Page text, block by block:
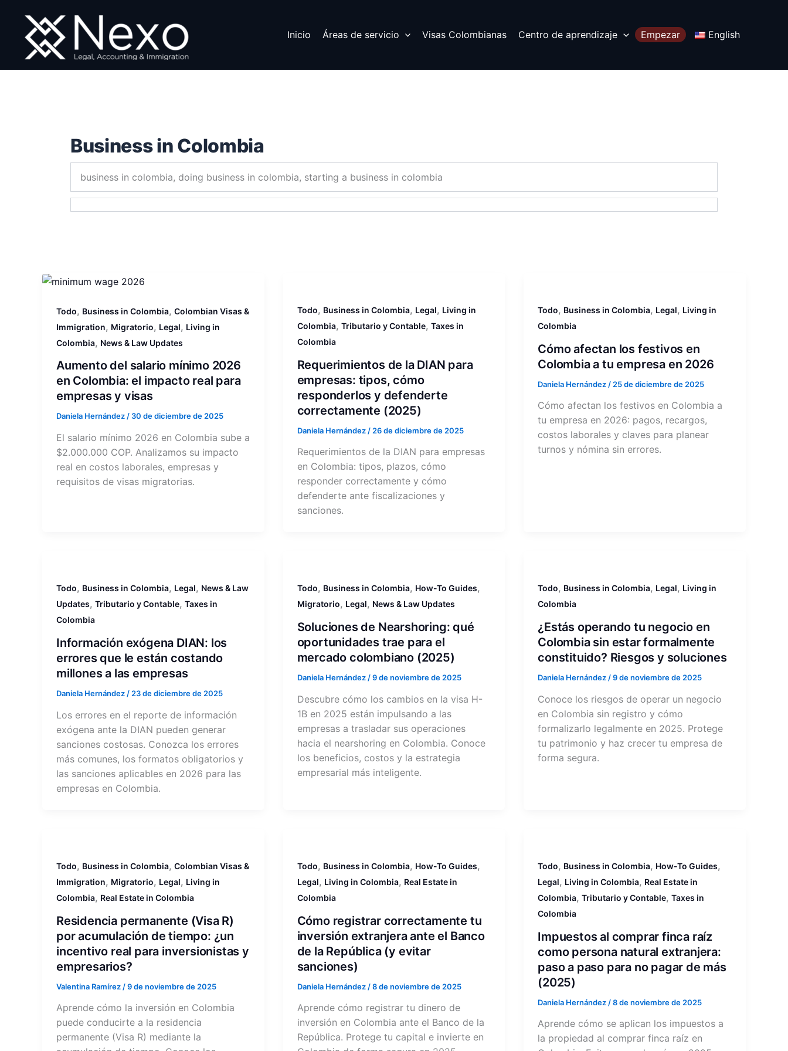
contenido
Inicio Áreas de servicio Visas Colombianas Centro de aprendizaje Empezar English
Business in Colombia
business in colombia, doing business in colombia, starting a business in colombia
Todo, Business in Colombia, Colombian Visas &
Immigration, Migratorio, Legal, Living in
Colombia, News & Law Updates
Aumento del salario mínimo 2026
en Colombia: el impacto real para
empresas y visas
Daniela Hernández/ 30 de diciembre de 2025
El salario mínimo 2026 en Colombia sube a
$2.000.000 COP. Analizamos su impacto
real en costos laborales, empresas y
requisitos de visas migratorias.
Todo, Business in Colombia, Legal, Living in
Colombia, Tributario y Contable, Taxes in
Colombia
Requerimientos de la DIAN para
empresas: tipos, cómo
responderlos y defenderte
correctamente (2025)
Daniela Hernández / 26 de diciembre de 2025
Requerimientos de la DIAN para empresas
en Colombia: tipos, plazos, cómo
responder correctamente y cómo
defenderte ante fiscalizaciones y
sanciones.
Todo, Business in Colombia, Legal, Living in
Colombia
Cómo afectan los festivos en
Colombia a tu empresa en 2026
Daniela Hernández / 25 de diciembre de 2025
Cómo afectan los festivos en Colombia a
tu empresa en 2026: pagos, recargos,
costos laborales y claves para planear
turnos y nómina sin errores.
Todo, Business in Colombia, Legal, News & Law
Updates, Tributario y Contable, Taxes in
Colombia
Información exógena DIAN: los
errores que le están costando
millones a las empresas
Daniela Hernández / 23 de diciembre de 2025
Los errores en el reporte de información
exógena ante la DIAN pueden generar
sanciones costosas. Conozca los errores
más comunes, los formatos obligatorios y
las sanciones aplicables en 2026 para las
empresas en Colombia.
Todo, Business in Colombia, How-To Guides,
Migratorio, Legal, News & Law Updates
Soluciones de Nearshoring: qué
oportunidades trae para el
mercado colombiano (2025)
Daniela Hernández /9 de noviembre de 2025
Descubre cómo los cambios en la visa H-
1B en 2025 están impulsando a las
empresas a trasladar sus operaciones
hacia el nearshoring en Colombia. Conoce
los beneficios, costos y la estrategia
empresarial más inteligente.
Todo, Business in Colombia, Legal, Living in
Colombia
¿Estás operando tu negocio en
Colombia sin estar formalmente
constituido? Riesgos y soluciones
Daniela Hernández /9 de noviembre de 2025
Conoce los riesgos de operar un negocio
en Colombia sin registro y cómo
formalizarlo legalmente en 2025. Protege
tu patrimonio y haz crecer tu empresa de
forma segura.
Todo, Business in Colombia, Colombian Visas &
Immigration, Migratorio, Legal, Living in
Colombia, Real Estate in Colombia
Residencia permanente (Visa R)
por acumulación de tiempo: ¿un
incentivo real para inversionistas y
empresarios?
Valentina Ramírez /9 de noviembre de 2025
Aprende cómo la inversión en Colombia
puede conducirte a la residencia
permanente (Visa R) mediante la
Todo, Business in Colombia, How-To Guides,
Legal, Living in Colombia, Real Estate in
Colombia
Cómo registrar correctamente tu
inversión extranjera ante el Banco
de la República (y evitar
sanciones)
Daniela Hernández /8 de noviembre de 2025
Aprende cómo registrar tu dinero de
inversión en Colombia ante el Banco de la
República. Protege tu capital e invierte en
Todo, Business in Colombia, How-To Guides,
Legal, Living in Colombia, Real Estate in
Colombia,Tributario y Contable,Taxes in
Colombia
Impuestos al comprar finca raíz
como persona natural extranjera:
paso a paso para no pagar de más
(2025)
Daniela Hernández /8 de noviembre de 2025
Aprende cómo se aplican los impuestos a
la propiedad al comprar finca raíz en